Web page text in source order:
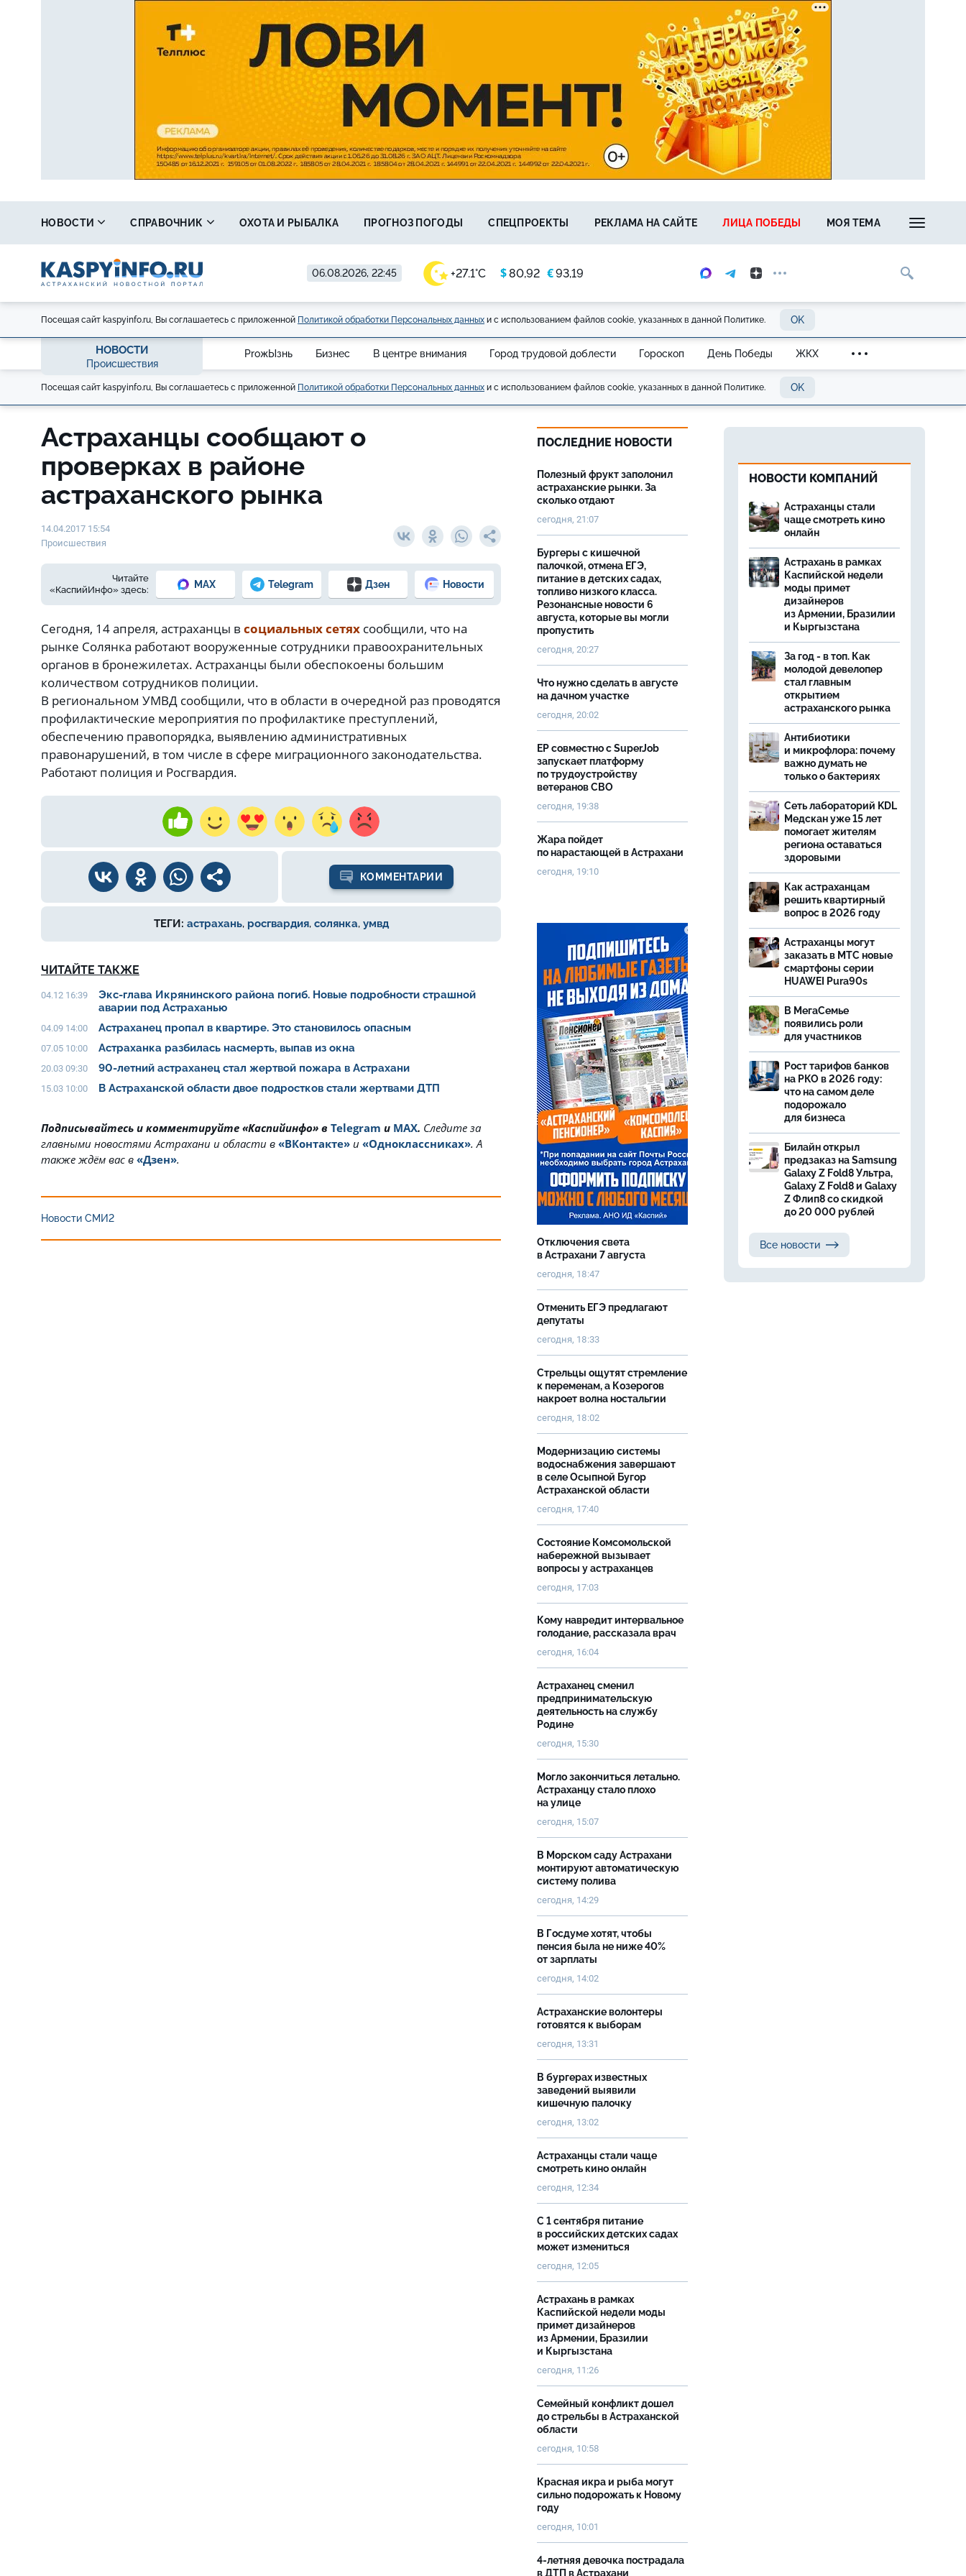
06.08.2026, 22:45 +27.1°C $80,92 €93,19
НОВОСТИ СПРАВОЧНИК ОХОТА И РЫБАЛКА ПРОГНОЗ ПОГОДЫ СПЕЦПРОЕКТЫ РЕКЛАМА НА САЙТЕ ЛИЦА ПОБЕДЫ МОЯ ТЕМА
Посещая сайт kaspyinfo.ru, Вы соглашаетесь с приложенной Политикой обработки Персональных данных и с использованием файлов cookie, указанных в данной Политике. OK
НОВОСТИ
Происшествия
ProжЫзнь Бизнес В центре внимания Город трудовой доблести Гороскоп День Победы ЖКХ
Посещая сайт kaspyinfo.ru, Вы соглашаетесь с приложенной Политикой обработки Персональных данных и с использованием файлов cookie, указанных в данной Политике. OK
Астраханцы сообщают о
проверках в районе
астраханского рынка
14.04.2017 15:54
Происшествия
Читайте
«КаспийИнфо» здесь:
MAX Telegram Дзен Новости
Сегодня, 14 апреля, астраханцы в социальных сетях сообщили, что на
рынке Солянка работают вооруженные сотрудники правоохранительных
органов в бронежилетах. Астраханцы были обеспокоены большим
количеством сотрудников полиции.
В региональном УМВД сообщили, что в области в очередной раз проводятся
профилактические мероприятия по профилактике преступлений,
обеспечению правопорядка, выявлению административных
правонарушений, в том числе в сфере миграционного законодательства.
Работают полиция и Росгвардия.
КОММЕНТАРИИ
ТЕГИ: астрахань, росгвардия, солянка, умвд
ЧИТАЙТЕ ТАКЖЕ
04.12 16:39
Экс-глава Икрянинского района погиб. Новые подробности страшной
аварии под Астраханью
04.09 14:00 Астраханец пропал в квартире. Это становилось опасным
07.05 10:00 Астраханка разбилась насмерть, выпав из окна
20.03 09:30 90-летний астраханец стал жертвой пожара в Астрахани
15.03 10:00 В Астраханской области двое подростков стали жертвами ДТП
Подписывайтесь и комментируйте «Каспийинфо» в Telegram и MAX. Cледите за
главными новостями Астрахани и области в «ВКонтакте» и «Одноклассниках». А
также ждём вас в «Дзен».
Новости СМИ2
ПОСЛЕДНИЕ НОВОСТИ
Полезный фрукт заполонил
астраханские рынки. За
сколько отдают
сегодня, 21:07
Бургеры с кишечной
палочкой, отмена ЕГЭ,
питание в детских садах,
топливо низкого класса.
Резонансные новости 6
августа, которые вы могли
пропустить
сегодня, 20:27
Что нужно сделать в августе
на дачном участке
сегодня, 20:02
ЕР совместно с SuperJob
запускает платформу
по трудоустройству
ветеранов СВО
сегодня, 19:38
Жара пойдет
по нарастающей в Астрахани
сегодня, 19:10
Отключения света
в Астрахани 7 августа
сегодня, 18:47
Отменить ЕГЭ предлагают
депутаты
сегодня, 18:33
Стрельцы ощутят стремление
к переменам, а Козерогов
накроет волна ностальгии
сегодня, 18:02
Модернизацию системы
водоснабжения завершают
в селе Осыпной Бугор
Астраханской области
сегодня, 17:40
Состояние Комсомольской
набережной вызывает
вопросы у астраханцев
сегодня, 17:03
Кому навредит интервальное
голодание, рассказала врач
сегодня, 16:04
Астраханец сменил
предпринимательскую
деятельность на службу
Родине
сегодня, 15:30
Могло закончиться летально.
Астраханцу стало плохо
на улице
сегодня, 15:07
В Морском саду Астрахани
монтируют автоматическую
систему полива
сегодня, 14:29
В Госдуме хотят, чтобы
пенсия была не ниже 40%
от зарплаты
сегодня, 14:02
Астраханские волонтеры
готовятся к выборам
сегодня, 13:31
В бургерах известных
заведений выявили
кишечную палочку
сегодня, 13:02
Астраханцы стали чаще
смотреть кино онлайн
сегодня, 12:34
С 1 сентября питание
в российских детских садах
может измениться
сегодня, 12:05
Астрахань в рамках
Каспийской недели моды
примет дизайнеров
из Армении, Бразилии
и Кыргызстана
сегодня, 11:26
Семейный конфликт дошел
до стрельбы в Астраханской
области
сегодня, 10:58
Красная икра и рыба могут
сильно подорожать к Новому
году
сегодня, 10:01
4-летняя девочка пострадала
в ДТП в Астрахани
НОВОСТИ КОМПАНИЙ
Астраханцы стали
чаще смотреть кино
онлайн
Астрахань в рамках
Каспийской недели
моды примет
дизайнеров
из Армении, Бразилии
и Кыргызстана
За год - в топ. Как
молодой девелопер
стал главным
открытием
астраханского рынка
Антибиотики
и микрофлора: почему
важно думать не
только о бактериях
Сеть лабораторий KDL
Медскан уже 15 лет
помогает жителям
региона оставаться
здоровыми
Как астраханцам
решить квартирный
вопрос в 2026 году
Астраханцы могут
заказать в МТС новые
смартфоны серии
HUAWEI Pura90s
В МегаСемье
появились роли
для участников
Рост тарифов банков
на РКО в 2026 году:
что на самом деле
подорожало
для бизнеса
Билайн открыл
предзаказ на Samsung
Galaxy Z Fold8 Ультра,
Galaxy Z Fold8 и Galaxy
Z Флип8 со скидкой
до 20 000 рублей
Все новости